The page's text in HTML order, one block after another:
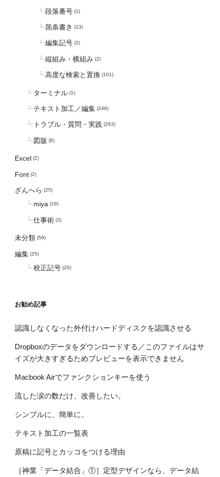
段落番号 (1)
箇条書き (13)
編集記号 (2)
縦組み・横組み (2)
高度な検索と置換 (101)
ターミナル (1)
テキスト加工／編集 (246)
トラブル・質問・実践 (263)
図版 (8)
Excel (2)
Font (2)
ざんへら (25)
miya (19)
仕事術 (3)
未分類 (59)
編集 (25)
校正記号 (20)
お勧め記事
認識しなくなった外付けハードディスクを認識させる
Dropboxのデータをダウンロードする／このファイルはサ
イズが大きすぎるためプレビューを表示できません
Macbook Airでファンクションキーを使う
流した涙の数だけ、改善したい。
シンプルに、簡単に。
テキスト加工の一覧表
原稿に記号とカッコをつける理由
［神業「データ結合」①］定型デザインなら、データ結